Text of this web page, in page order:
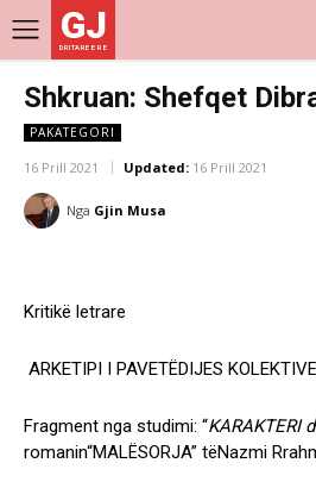
GJ
DRITARE E RE
Shkruan: Shefqet
PAKATEGORI
16 Prill 2021 Updated: 16 Prill 2021
Nga Gjin Musa
Kritikë letrare
ARKETIPI I PAVETËDIJES KOLEKTIVE
Fragment nga studimi: “KARAKTERI
romanin“MALËSORJA” tëNazmi